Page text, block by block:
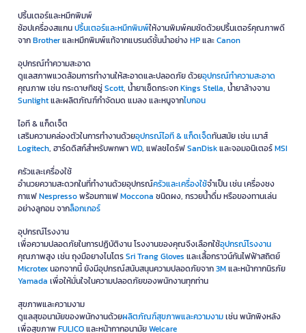
ปริ้นเตอร์และหมึกพิมพ์
ช้อปเครื่องสแกนปริ้นเตอร์และหมึกพิมพ์ให้งานพิมพ์คมชัดด้วยปริ้นเตอร์คุณภาพดี
จากBrotherและหมึกพิมพ์แท้จากแบรนด์ชั้นนำอย่างHPและCanon
อุปกรณ์ทำความสะอาด
ดูแลสภาพแวดล้อมการทำงานให้สะอาดและปลอดภัย ด้วยอุปกรณ์ทำความสะอาด
คุณภาพ เช่น กระดาษทิชชู่Scott, น้ำยาเช็ดกระจกKings Stella, น้ำยาล้างจาน
Sunlightและผลิตภัณฑ์กำจัดมด แมลง และหนูจากไบกอน
ไอที & แก็ดเจ็ต
เสริมความคล่องตัวในการทำงานด้วยอุปกรณ์ไอที & แก็ดเจ็ดทันสมัย เช่น เมาส์
Logitech, ฮาร์ดดิสก์สำหรับพกพาWD, แฟลชไดร์ฟSanDiskและจอมอนิเตอร์MSI
ครัวและเครื่องใช้
อำนวยความสะดวกในที่ทำงานด้วยอุปกรณ์ครัวและเครื่องใช้จำเป็น เช่น เครื่องชง
กาแฟNespressoพร้อมกาแฟMoccona ชนิดผง, กรวยน้ำดื่ม หรือของทานเล่น
อย่างลูกอม จากล็อกเกอร์
อุปกรณ์โรงงาน
เพื่อความปลอดภัยในการปฏิบัติงาน โรงงานของคุณจึงเลือกใช้อุปกรณ์โรงงาน
คุณภาพสูง เช่น ถุงมือยางไนโตรSri Trang Gloves และเสื้อกราวน์กันไฟฟ้าสถิตย์
Microtexนอกจากนี้ ยังมีอุปกรณ์สนับสนุนความปลอดภัยจาก3Mและหน้ากากนิรภัย
Yamada เพื่อให้มั่นใจในความปลอดภัยของพนักงานทุกท่าน
สุขภาพและความงาม
ดูแลสุขอนามัยของพนักงานด้วยผลิตภัณฑ์สุขภาพและความงามเช่น พนักพิงหลัง
เพื่อสุขภาพFULICOและหน้ากากอนามัยWelcare